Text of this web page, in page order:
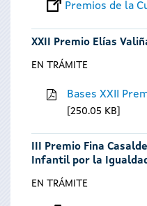
Premios de la
XXII Premio Elías
EN TRÁMITE
Bases XXII
250.05 KB
III Premio Fina
Infantil por la
EN TRÁMITE